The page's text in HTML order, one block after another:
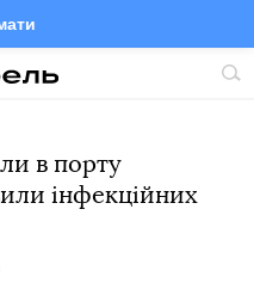
Twitter
в порту
інфекційних